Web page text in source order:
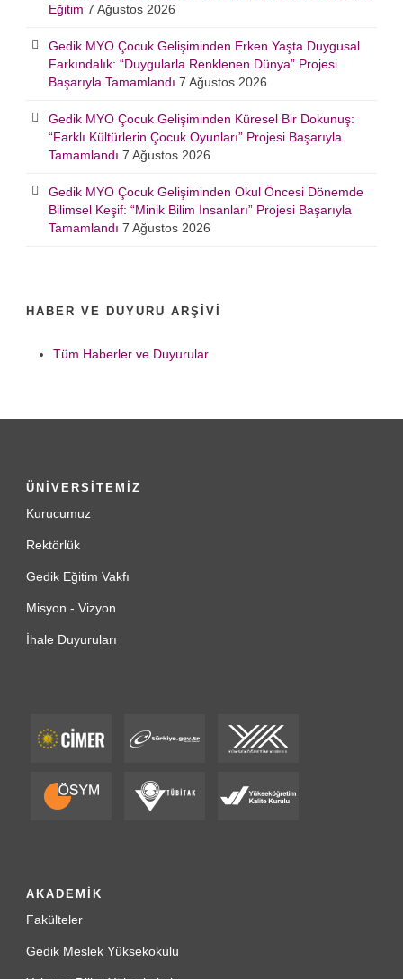
Eğitim 7 Ağustos 2026
Gedik MYO Çocuk Gelişiminden Erken Yaşta Duygusal
Farkındalık: “Duygularla Renklenen Dünya” Projesi
Başarıyla Tamamlandı 7 Ağustos 2026
Gedik MYO Çocuk Gelişiminden Küresel Bir Dokunuş:
“Farklı Kültürlerin Çocuk Oyunları” Projesi Başarıyla
Tamamlandı 7 Ağustos 2026
Gedik MYO Çocuk Gelişiminden Okul Öncesi Dönemde
Bilimsel Keşif: “Minik Bilim İnsanları” Projesi Başarıyla
Tamamlandı 7 Ağustos 2026
HABER VE DUYURU ARŞIVI
Tüm Haberler ve Duyurular
ÜNİVERSİTEMİZ
Kurucumuz
Rektörlük
Gedik Eğitim Vakfı
Misyon - Vizyon
İhale Duyuruları
AKADEMİK
Fakülteler
Gedik Meslek Yüksekokulu